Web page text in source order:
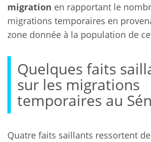
migration en rapportant le
migrations temporaires en
zone donnée à la population de
Quelques faits
sur les migrations
temporaires au
Quatre faits saillants ressortent de